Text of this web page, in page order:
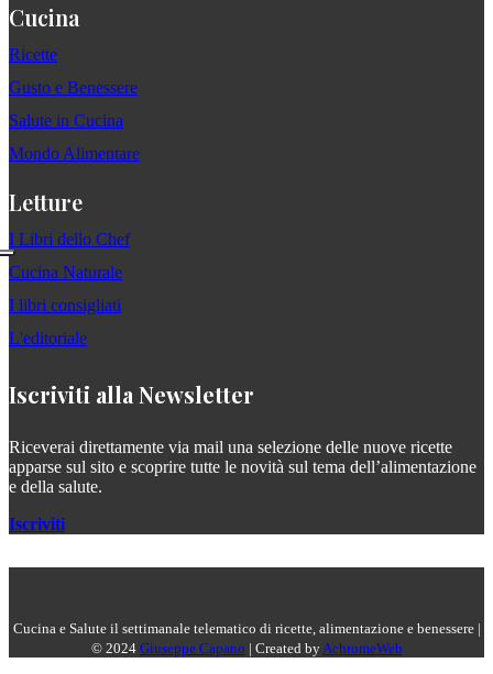
Cucina
Ricette
Gusto e Benessere
Salute in Cucina
Mondo Alimentare
Letture
I Libri dello Chef
Cucina Naturale
I libri consigliati
L'editoriale
Iscriviti alla Newsletter
Riceverai direttamente via mail una selezione delle nuove ricette
apparse sul sito e scoprire tutte le novità sul tema dell’alimentazione
e della salute.
Iscriviti
Cucina e Salute il settimanale telematico di ricette, alimentazione e benessere |
© 2024 Giuseppe Capano | Created byAchromeWeb